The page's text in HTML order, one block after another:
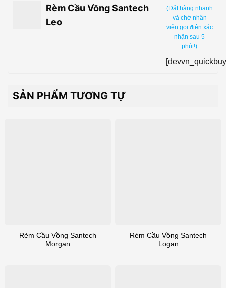
Rèm Cầu Vồng Santech
Leo
(Đặt hàng nhanh
và chờ nhân
viên gọi điện xác
nhận sau 5
phút!)
SẢN PHẨM TƯƠNG TỰ
Rèm Cầu Vồng Santech
Morgan
Rèm Cầu Vồng Santech
Logan